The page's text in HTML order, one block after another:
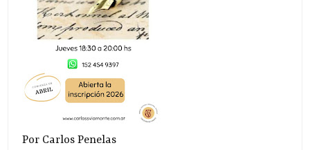
Por Carlos Penelas